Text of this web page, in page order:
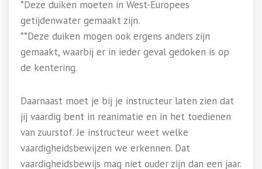
*Deze duiken moeten in West-Europees
getijdenwater gemaakt zijn.
**Deze duiken mogen ook ergens anders zijn
gemaakt, waarbij er in ieder geval gedoken is op
de kentering.
Daarnaast moet je bij je instructeur laten zien dat
jij vaardig bent in reanimatie en in het toedienen
van zuurstof. Je instructeur weet welke
vaardigheidsbewijzen we erkennen. Dat
vaardigheidsbewijs mag niet ouder zijn dan een jaar.